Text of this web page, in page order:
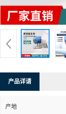
产品详请
产地